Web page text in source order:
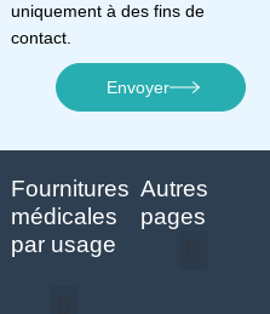
uniquement à des fins de
contact.
Envoyer
Fournitures
médicales
par usage
Autres
pages